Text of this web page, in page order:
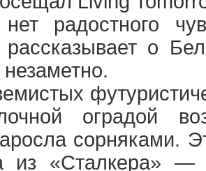
радостного
о
оградой
сорняками.
из «Сталкера» —